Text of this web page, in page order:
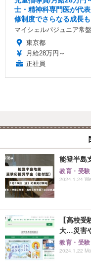
士・精神科専門医が代
修制度でさらなる成長も
マイシェルパジュニア常
東京都
月給28万円～
正社員
能登半島
教育・受験
2024.1.24
【高校
大…災害
教育・受験
2024.1.22